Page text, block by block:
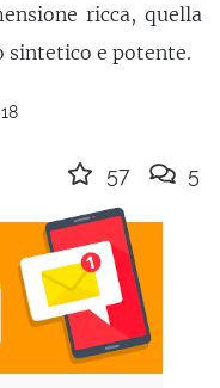
ricca, quella
sintetico e potente.
57 5